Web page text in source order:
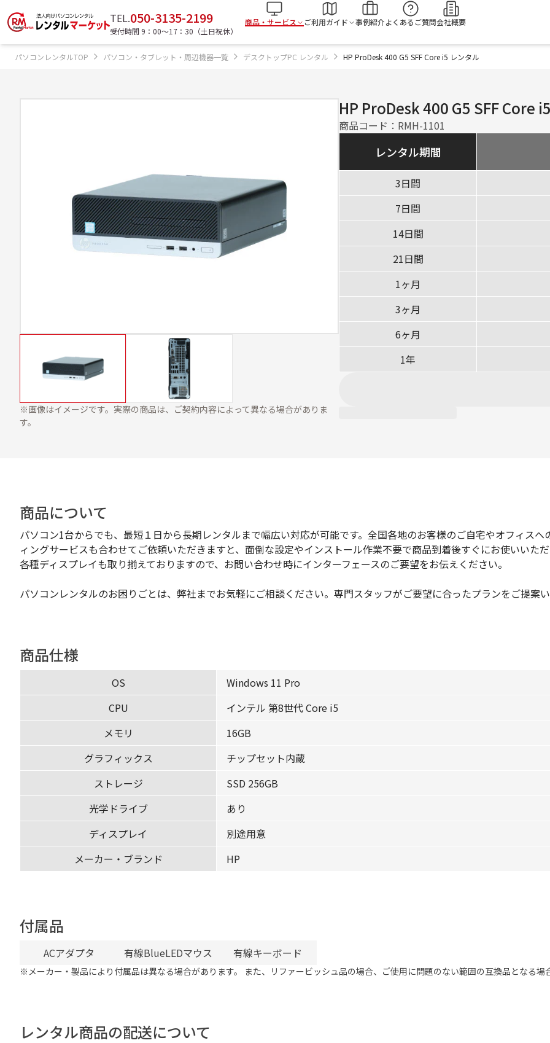
TEL.050-3135-2199
受付時間 9：00〜17：30（土日祝休）
商品・サービス ご利用ガイド 事例紹介よくあるご質問会社概要
パソコンレンタルTOP パソコン・タブレット・周辺機器一覧 デスクトップPC レンタル HP ProDesk 400 G5 SFF Core i5 レンタル
※画像はイメージです。実際の商品は、ご契約内容によって異なる場合がありま
す。
HP ProDesk 400 G5 SFF Core
商品コード： RMH-1101
レンタル期間
3日間
7日間
14日間
21日間
1ヶ月
3ヶ月
6ヶ月
1年
商品について
パソコン1台からでも、最短１日から長期レンタルまで幅広い対応が可能です。全国各地のお客様のご自宅やオフィス
ィングサービスも合わせてご依頼いただきますと、面倒な設定やインストール作業不要で商品到着後すぐにお使いいた
各種ディスプレイも取り揃えておりますので、お問い合わせ時にインターフェースのご要望をお伝えください。
パソコンレンタルのお困りごとは、弊社までお気軽にご相談ください。専門スタッフがご要望に合ったプランをご提案
商品仕様
OS
Windows 11 Pro
CPU
インテル 第8世代 Core i5
メモリ
16GB
グラフィックス
チップセット内蔵
ストレージ
SSD 256GB
光学ドライブ
あり
ディスプレイ
別途用意
メーカー・ブランド
HP
付属品
ACアダプタ 有線BlueLEDマウス 有線キーボード
※メーカー・製品により付属品は異なる場合があります。 また、リファービッシュ品の場合、ご使用に問題のない範囲の互換品となる
レンタル商品の配送について